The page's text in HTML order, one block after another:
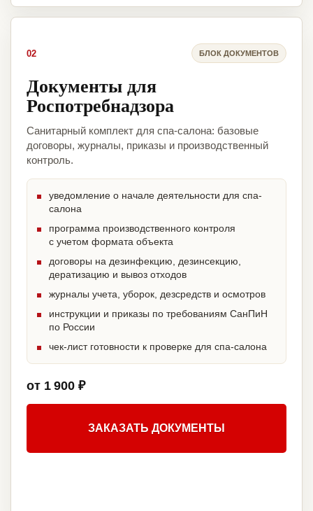
02 БЛОК ДОКУМЕНТОВ
Документы для
Роспотребнадзора
Санитарный комплект для спа-салона: базовые
договоры, журналы, приказы и производственный
контроль.
уведомление о начале деятельности для спа-
салона
программа производственного контроля
с учетом формата объекта
договоры на дезинфекцию, дезинсекцию,
дератизацию и вывоз отходов
журналы учета, уборок, дезсредств и осмотров
инструкции и приказы по требованиям СанПиН
по России
чек-лист готовности к проверке для спа-салона
от 1 900 ₽
ЗАКАЗАТЬ ДОКУМЕНТЫ